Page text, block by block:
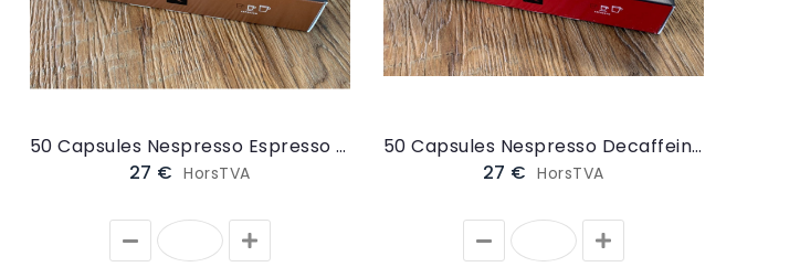
50 Capsules Nespresso Espresso Leggero (NESPRESSOESPRESSO)
27 € HorsTVA
50 Capsules Nespresso Decaffeinato (NESPRESSODECA)
27 € HorsTVA